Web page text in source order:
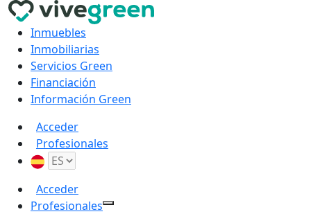
Inmuebles
Inmobiliarias
Servicios Green
Financiación
Información Green
Acceder
Profesionales
Acceder
Profesionales